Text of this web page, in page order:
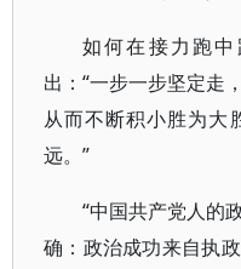
如何在接力跑
出：“一步一步坚定走
从而不断积小胜为大
远。”
“中国共产党人的
确：政治成功来自执